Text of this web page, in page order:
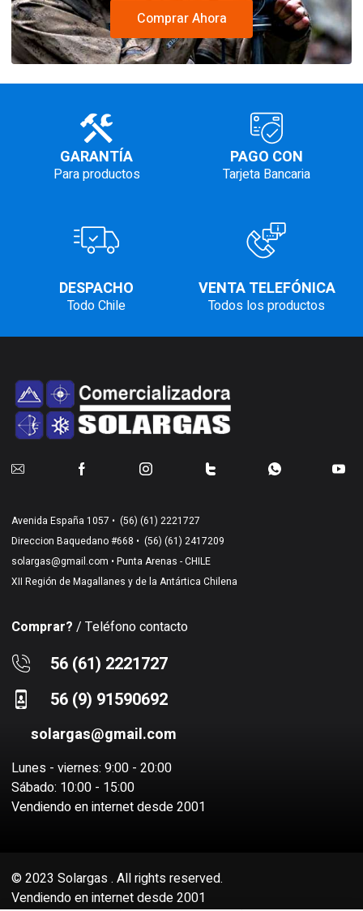
Comprar Ahora
GARANTÍA
Para productos
PAGO CON
Tarjeta Bancaria
DESPACHO
Todo Chile
VENTA TELEFÓNICA
Todos los productos
Avenida España 1057 • (56) (61) 2221727
Direccion Baquedano #668 • (56) (61) 2417209
solargas@gmail.com • Punta Arenas - CHILE
XII Región de Magallanes y de la Antártica Chilena
Comprar? / Teléfono contacto
56 (61) 2221727
56 (9) 91590692
solargas@gmail.com
Lunes - viernes: 9:00 - 20:00
Sábado: 10:00 - 15:00
Vendiendo en internet desde 2001
© 2023 Solargas . All rights reserved.
Vendiendo en internet desde 2001